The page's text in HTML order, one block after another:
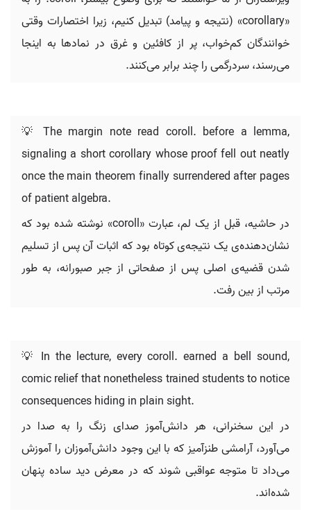
«corollary» (نتیجه و پیامد) تبدیل کنیم، زیرا اختصارات وقتی
خوانندگان کم‌خواب، پر از کافئین و غرق در نمادها به اینجا
می‌رسند، سردرگمی را چند برابر می‌کنند.
💡 The margin note read coroll. before a lemma,
signaling a short corollary whose proof fell out neatly
once the main theorem finally surrendered after pages
of patient algebra.
در حاشیه، قبل از یک لم، عبارت «coroll» نوشته شده بود که
نشان‌دهنده‌ی یک نتیجه‌ی کوتاه بود که اثبات آن پس از تسلیم
شدن قضیه‌ی اصلی پس از صفحاتی از جبر صبورانه، به طور
مرتب از بین رفت.
💡 In the lecture, every coroll. earned a bell sound,
comic relief that nonetheless trained students to notice
consequences hiding in plain sight.
در این سخنرانی، هر دانش‌آموز صدای زنگ را به صدا در
می‌آورد، آرامشی طنزآمیز که با این وجود دانش‌آموزان را آموزش
می‌داد تا متوجه عواقبی شوند که در معرض دید ساده پنهان
شده‌اند.